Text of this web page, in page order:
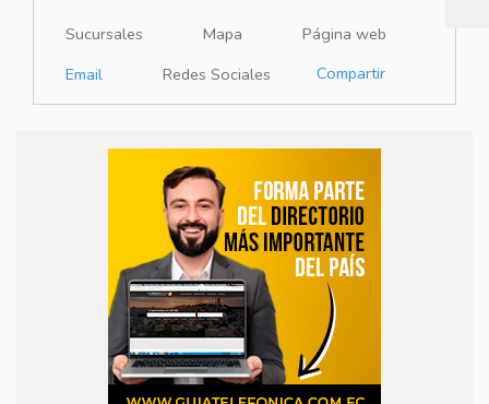
Sucursales Mapa
Página web
Email
Redes Sociales Compartir